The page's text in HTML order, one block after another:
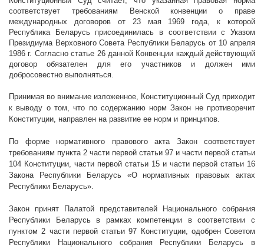
соответствует требованиям Венской конвенции о праве
международных договоров от 23 мая 1969 года, к которой
Республика Беларусь присоединилась в соответствии с Указом
Президиума Верховного Совета Республики Беларусь от 10 апреля
1986 г. Согласно статье 26 данной Конвенции каждый действующий
договор обязателен для его участников и должен ими
добросовестно выполняться.
Принимая во внимание изложенное, Конституционный Суд приходит
к выводу о том, что по содержанию норм Закон не противоречит
Конституции, направлен на развитие ее норм и принципов.
По форме нормативного правового акта Закон соответствует
требованиям пункта 2 части первой статьи 97 и части первой статьи
104 Конституции, части первой статьи 15 и части первой статьи 16
Закона Республики Беларусь «О нормативных правовых актах
Республики Беларусь».
Закон принят Палатой представителей Национального собрания
Республики Беларусь в рамках компетенции в соответствии с
пунктом 2 части первой статьи 97 Конституции, одобрен Советом
Республики Национального собрания Республики Беларусь в